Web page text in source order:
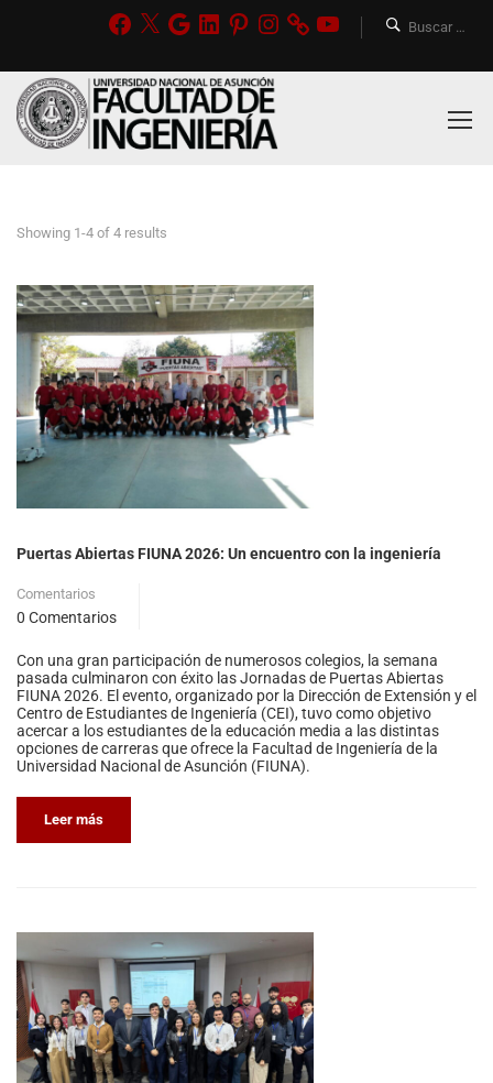
Showing 1-4 of 4 results
Puertas Abiertas FIUNA 2026: Un encuentro con la ingeniería
Comentarios
0 Comentarios
Con una gran participación de numerosos colegios, la semana
pasada culminaron con éxito las Jornadas de Puertas Abiertas
FIUNA 2026. El evento, organizado por la Dirección de Extensión y el
Centro de Estudiantes de Ingeniería (CEI), tuvo como objetivo
acercar a los estudiantes de la educación media a las distintas
opciones de carreras que ofrece la Facultad de Ingeniería de la
Universidad Nacional de Asunción (FIUNA).
Leer más